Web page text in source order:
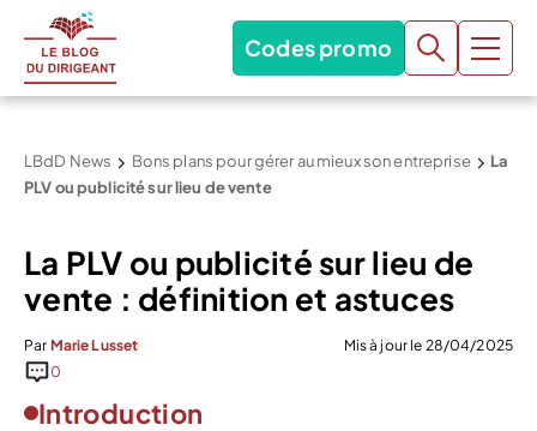
Codes promo
LBdD News Bons plans pour gérer au mieux son entreprise
La
PLV ou publicité sur lieu de vente
La PLV ou publicité sur lieu de
vente : définition et astuces
Par Marie Lusset
Mis à jour le 28/04/2025
0
Introduction